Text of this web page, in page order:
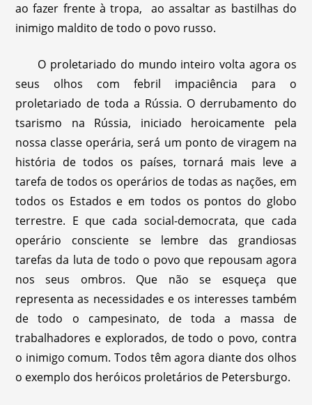
ao fazer frente à tropa, ao assaltar as bastilhas do
inimigo maldito de todo o povo russo.
O proletariado do mundo inteiro volta agora os
seus olhos com febril impaciência para o
proletariado de toda a Rússia. O derrubamento do
tsarismo na Rússia, iniciado heroicamente pela
nossa classe operária, será um ponto de viragem na
história de todos os países, tornará mais leve a
tarefa de todos os operários de todas as nações, em
todos os Estados e em todos os pontos do globo
terrestre. E que cada social-democrata, que cada
operário consciente se lembre das grandiosas
tarefas da luta de todo o povo que repousam agora
nos seus ombros. Que não se esqueça que
representa as necessidades e os interesses também
de todo o campesinato, de toda a massa de
trabalhadores e explorados, de todo o povo, contra
o inimigo comum. Todos têm agora diante dos olhos
o exemplo dos heróicos proletários de Petersburgo.